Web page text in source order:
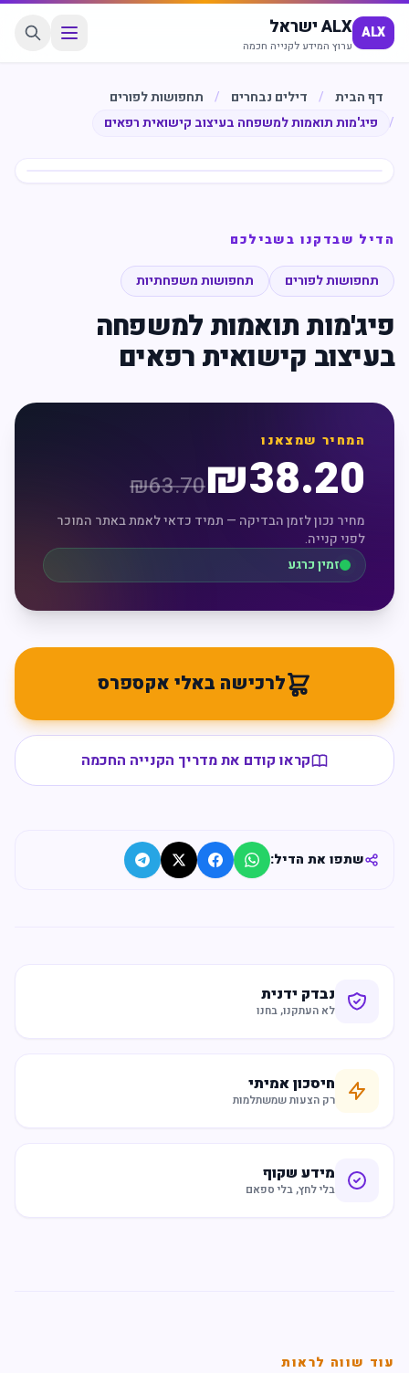
ALX ALX ישראל
ערוץ המידע לקנייה חכמה
דף הבית / דילים נבחרים /
תחפושות לפורים
/
פיג'מות תואמות למשפחה בעיצוב קישואית רפאים
הדיל שבדקנו בשבילכם
תחפושות לפורים תחפושות משפחתיות
פיג'מות תואמות למשפחה
בעיצוב קישואית רפאים
המחיר שמצאנו
₪38.20
₪63.70
מחיר נכון לזמן הבדיקה — תמיד כדאי לאמת באתר המוכר
לפני קנייה.
זמין כרגע
לרכישה באלי אקספרס
קראו קודם את מדריך הקנייה החכמה
שתפו את הדיל:
נבדק ידנית
לא העתקנו, בחנו
חיסכון אמיתי
רק הצעות שמשתלמות
מידע שקוף
בלי לחץ, בלי ספאם
עוד שווה לראות